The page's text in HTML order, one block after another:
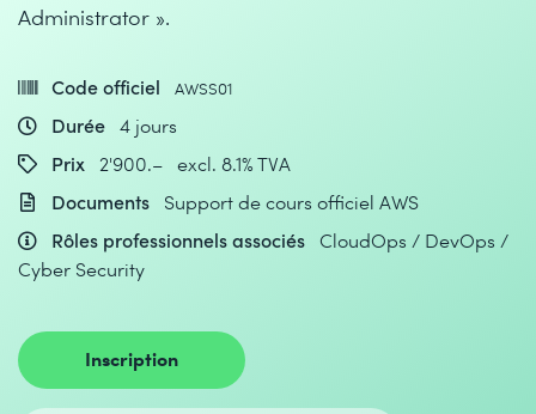
Administrator ».
Code officiel AWSS01
Durée 4 jours
Prix
2'900.– excl. 8.1% TVA
Documents
Support de cours officiel AWS
Rôles professionnels associés CloudOps / DevOps /
Cyber Security
Inscription